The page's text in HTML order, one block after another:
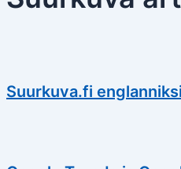
Suurkuva.fi englanniksi